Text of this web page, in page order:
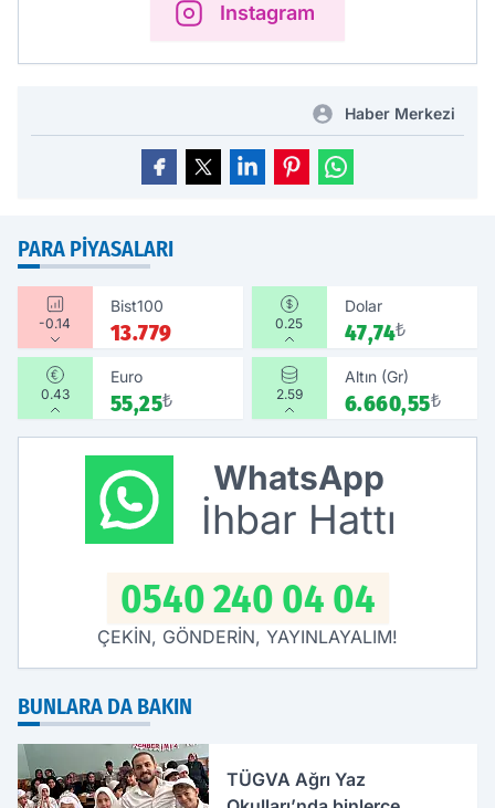
Instagram
Haber Merkezi
PARA PIYASALARI
-0.14
Bist100
13.779 0.25
Dolar
47,74₺
0.43
Euro
55,25₺ 2.59
Altın (Gr)
6.660,55₺
WhatsApp
İhbar Hattı
0540 240 04 04
ÇEKİN, GÖNDERİN, YAYINLAYALIM!
BUNLARA DA BAKIN
TÜGVA Ağrı Yaz